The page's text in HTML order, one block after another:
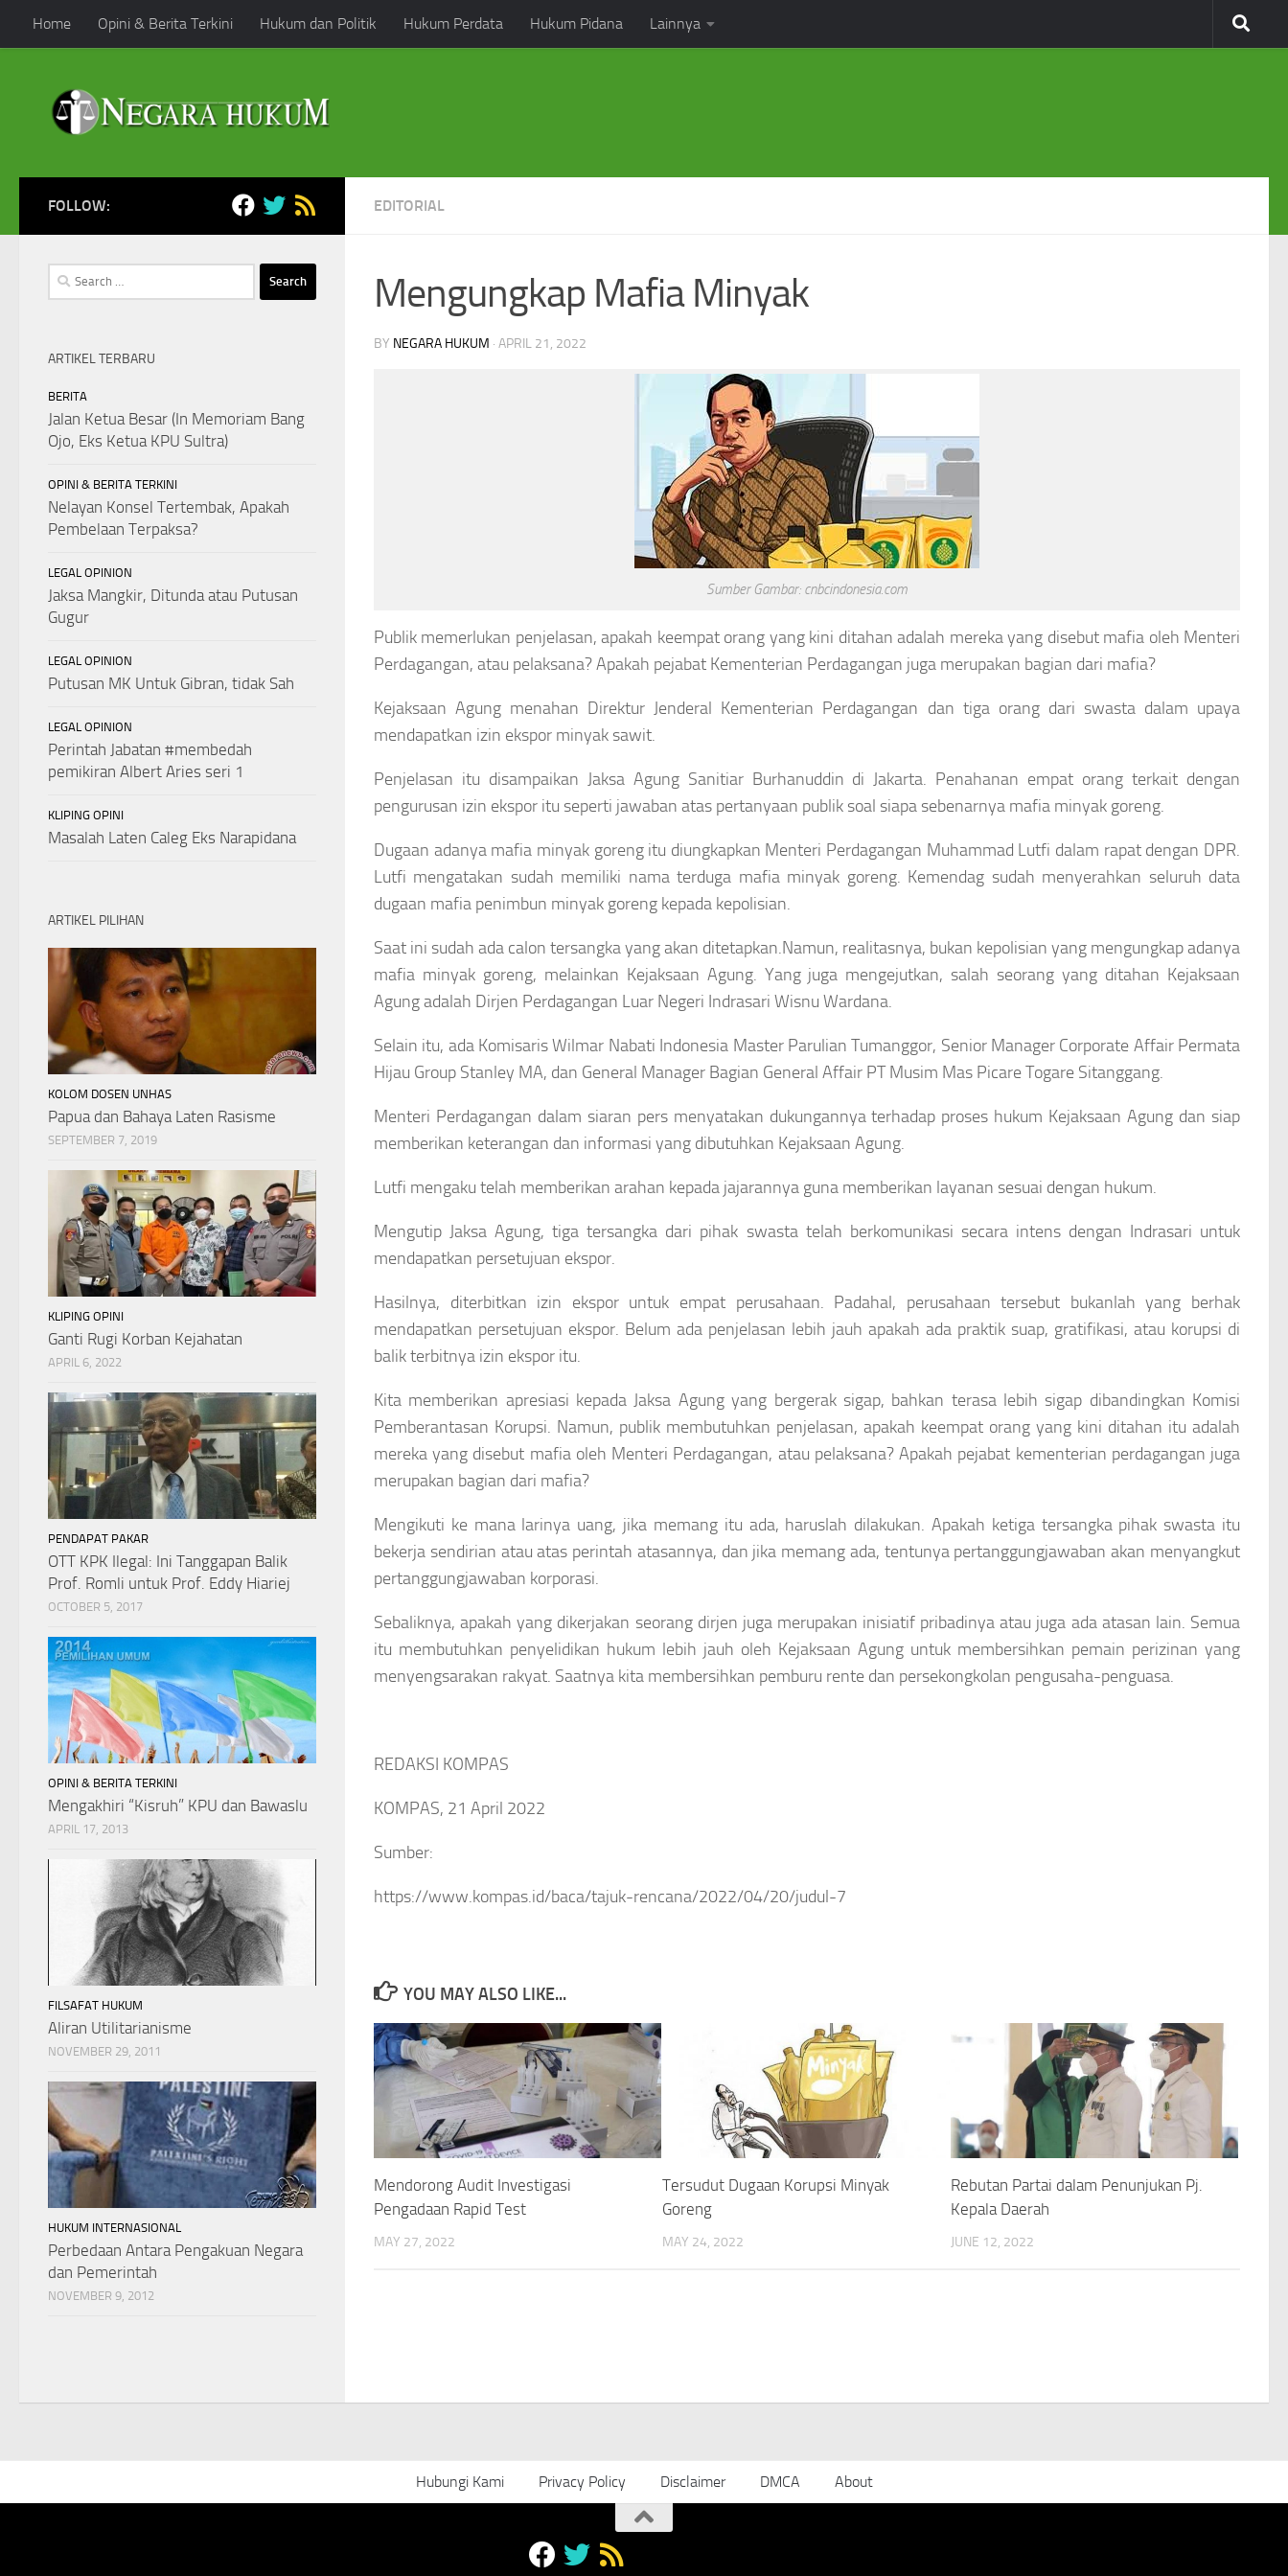
Skip to content
Home Opini & Berita Terkini Hukum dan Politik Hukum Perdata Hukum Pidana Lainnya
EDITORIAL
Mengungkap Mafia Minyak
BY NEGARA HUKUM · APRIL 21, 2022
Sumber Gambar: cnbcindonesia.com
Publik memerlukan penjelasan, apakah keempat orang yang kini ditahan adalah mereka yang disebut mafia oleh Menteri
Perdagangan, atau pelaksana? Apakah pejabat Kementerian Perdagangan juga merupakan bagian dari mafia?
Kejaksaan Agung menahan Direktur Jenderal Kementerian Perdagangan dan tiga orang dari swasta dalam upaya
mendapatkan izin ekspor minyak sawit.
Penjelasan itu disampaikan Jaksa Agung Sanitiar Burhanuddin di Jakarta. Penahanan empat orang terkait dengan
pengurusan izin ekspor itu seperti jawaban atas pertanyaan publik soal siapa sebenarnya mafia minyak goreng.
Dugaan adanya mafia minyak goreng itu diungkapkan Menteri Perdagangan Muhammad Lutfi dalam rapat dengan DPR.
Lutfi mengatakan sudah memiliki nama terduga mafia minyak goreng. Kemendag sudah menyerahkan seluruh data
dugaan mafia penimbun minyak goreng kepada kepolisian.
Saat ini sudah ada calon tersangka yang akan ditetapkan.Namun, realitasnya, bukan kepolisian yang mengungkap adanya
mafia minyak goreng, melainkan Kejaksaan Agung. Yang juga mengejutkan, salah seorang yang ditahan Kejaksaan
Agung adalah Dirjen Perdagangan Luar Negeri Indrasari Wisnu Wardana.
Selain itu, ada Komisaris Wilmar Nabati Indonesia Master Parulian Tumanggor, Senior Manager Corporate Affair Permata
Hijau Group Stanley MA, dan General Manager Bagian General Affair PT Musim Mas Picare Togare Sitanggang.
Menteri Perdagangan dalam siaran pers menyatakan dukungannya terhadap proses hukum Kejaksaan Agung dan siap
memberikan keterangan dan informasi yang dibutuhkan Kejaksaan Agung.
Lutfi mengaku telah memberikan arahan kepada jajarannya guna memberikan layanan sesuai dengan hukum.
Mengutip Jaksa Agung, tiga tersangka dari pihak swasta telah berkomunikasi secara intens dengan Indrasari untuk
mendapatkan persetujuan ekspor.
Hasilnya, diterbitkan izin ekspor untuk empat perusahaan. Padahal, perusahaan tersebut bukanlah yang berhak
mendapatkan persetujuan ekspor. Belum ada penjelasan lebih jauh apakah ada praktik suap, gratifikasi, atau korupsi di
balik terbitnya izin ekspor itu.
Kita memberikan apresiasi kepada Jaksa Agung yang bergerak sigap, bahkan terasa lebih sigap dibandingkan Komisi
Pemberantasan Korupsi. Namun, publik membutuhkan penjelasan, apakah keempat orang yang kini ditahan itu adalah
mereka yang disebut mafia oleh Menteri Perdagangan, atau pelaksana? Apakah pejabat kementerian perdagangan juga
merupakan bagian dari mafia?
Mengikuti ke mana larinya uang, jika memang itu ada, haruslah dilakukan. Apakah ketiga tersangka pihak swasta itu
bekerja sendirian atau atas perintah atasannya, dan jika memang ada, tentunya pertanggungjawaban akan menyangkut
pertanggungjawaban korporasi.
Sebaliknya, apakah yang dikerjakan seorang dirjen juga merupakan inisiatif pribadinya atau juga ada atasan lain. Semua
itu membutuhkan penyelidikan hukum lebih jauh oleh Kejaksaan Agung untuk membersihkan pemain perizinan yang
menyengsarakan rakyat. Saatnya kita membersihkan pemburu rente dan persekongkolan pengusaha-penguasa.
REDAKSI KOMPAS
KOMPAS, 21 April 2022
Sumber:
https://www.kompas.id/baca/tajuk-rencana/2022/04/20/judul-7
YOU MAY ALSO LIKE...
Mendorong Audit Investigasi
Pengadaan Rapid Test
MAY 27, 2022
Tersudut Dugaan Korupsi Minyak
Goreng
MAY 24, 2022
Rebutan Partai dalam Penunjukan Pj.
Kepala Daerah
JUNE 12, 2022
FOLLOW:
Search
for:
ARTIKEL TERBARU
BERITA
Jalan Ketua Besar (In Memoriam Bang
Ojo, Eks Ketua KPU Sultra)
OPINI & BERITA TERKINI
Nelayan Konsel Tertembak, Apakah
Pembelaan Terpaksa?
LEGAL OPINION
Jaksa Mangkir, Ditunda atau Putusan
Gugur
LEGAL OPINION
Putusan MK Untuk Gibran, tidak Sah
LEGAL OPINION
Perintah Jabatan #membedah
pemikiran Albert Aries seri 1
KLIPING OPINI
Masalah Laten Caleg Eks Narapidana
ARTIKEL PILIHAN
KOLOM DOSEN UNHAS
Papua dan Bahaya Laten Rasisme
SEPTEMBER 7, 2019
KLIPING OPINI
Ganti Rugi Korban Kejahatan
APRIL 6, 2022
PENDAPAT PAKAR
OTT KPK Ilegal: Ini Tanggapan Balik
Prof. Romli untuk Prof. Eddy Hiariej
OCTOBER 5, 2017
OPINI & BERITA TERKINI
Mengakhiri “Kisruh” KPU dan Bawaslu
APRIL 17, 2013
FILSAFAT HUKUM
Aliran Utilitarianisme
NOVEMBER 29, 2011
HUKUM INTERNASIONAL
Perbedaan Antara Pengakuan Negara
dan Pemerintah
NOVEMBER 9, 2012
Hubungi Kami Privacy Policy Disclaimer DMCA About